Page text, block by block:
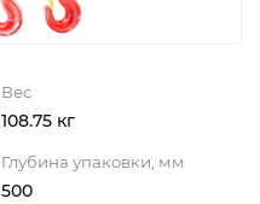
Вес
108.75 кг
Глубина упаковки, мм
500